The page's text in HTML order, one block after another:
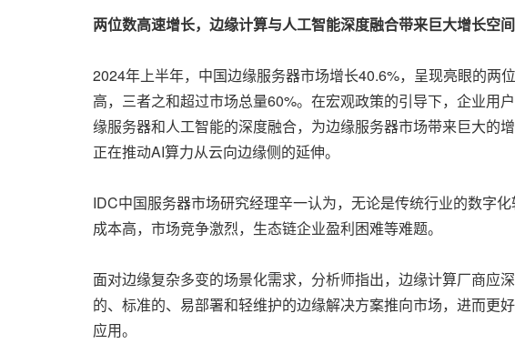
两位数高速增长，边缘计算与人工智能深度融合带来巨大增长空间
2024年上半年，中国边缘服务器市场增长40.6%，呈现亮眼的两
高，三者之和超过市场总量60%。在宏观政策的引导下，企业用
缘服务器和人工智能的深度融合，为边缘服务器市场带来巨大的
正在推动AI算力从云向边缘侧的延伸。
IDC中国服务器市场研究经理辛一认为，无论是传统行业的数字
成本高，市场竞争激烈，生态链企业盈利困难等难题。
面对边缘复杂多变的场景化需求，分析师指出，边缘计算厂商应
的、标准的、易部署和轻维护的边缘解决方案推向市场，进而更
应用。